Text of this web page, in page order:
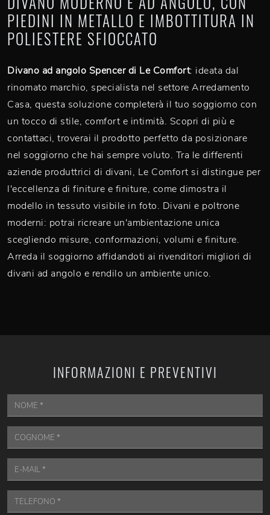
PIEDINI IN METALLO E IMBOTTITURA IN
POLIESTERE SFIOCCATO
Divano ad angolo Spencer di Le Comfort: ideata dal
rinomato marchio, specialista nel settore Arredamento
Casa, questa soluzione completerà il tuo soggiorno con
un tocco di stile, comfort e intimità. Scopri di più e
contattaci, troverai il prodotto perfetto da posizionare
nel soggiorno che hai sempre voluto. Tra le differenti
aziende produttrici di divani, Le Comfort si distingue per
l'eccellenza di finiture e finiture, come dimostra il
modello in tessuto visibile in foto. Divani e poltrone
moderni: potrai ricreare un'ambientazione unica
scegliendo misure, conformazioni, volumi e finiture.
Arreda il soggiorno affidandoti ai rivenditori migliori di
divani ad angolo e rendilo un ambiente unico.
INFORMAZIONI E PREVENTIVI